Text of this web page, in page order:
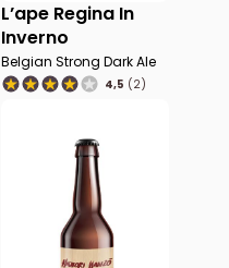
L’ape Regina In
Inverno
Belgian Strong Dark Ale
4,5 (2)